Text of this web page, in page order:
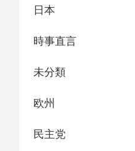
日本
時事直言
未分類
欧州
民主党